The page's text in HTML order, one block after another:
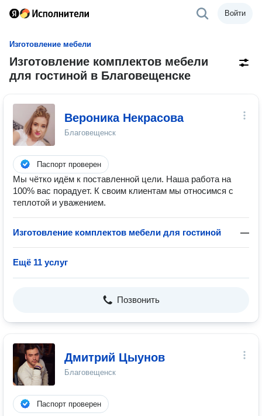
Войти
Изготовление мебели
Изготовление комплектов мебели
для гостиной в Благовещенске
Вероника Некрасова
Благовещенск
Паспорт проверен
Мы чётко идём к поставленной цели. Наша работа на
100% вас порадует. К своим клиентам мы относимся с
теплотой и уважением.
Изготовление комплектов мебели для гостиной —
Ещё 11 услуг
Позвонить
Дмитрий Цыунов
Благовещенск
Паспорт проверен